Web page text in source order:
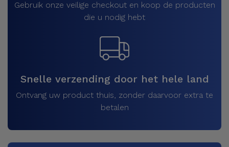
Gebruik onze veilige checkout en koop de producten
die u nodig hebt
Snelle verzending door het hele land
Ontvang uw product thuis, zonder daarvoor extra te
betalen